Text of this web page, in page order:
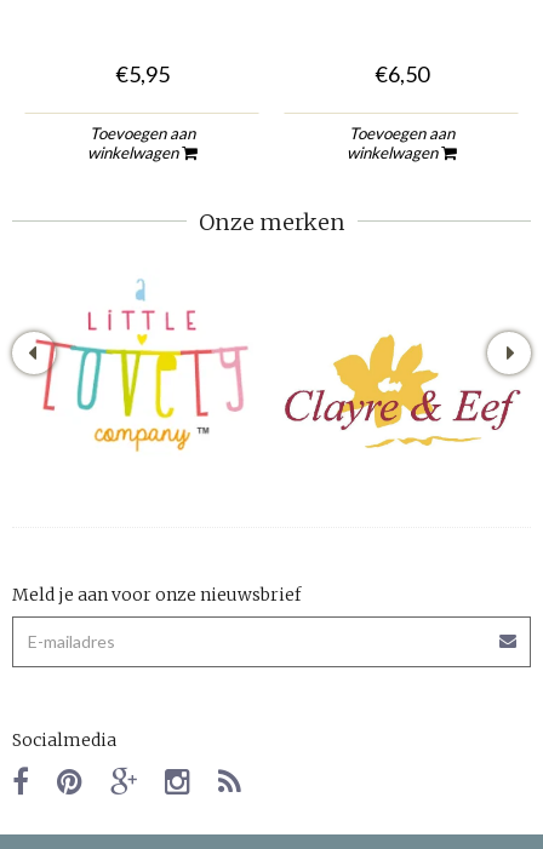
€5,95
Toevoegen aan
winkelwagen
€6,50
Toevoegen aan
winkelwagen
Onze merken
Meld je aan voor onze nieuwsbrief
Socialmedia